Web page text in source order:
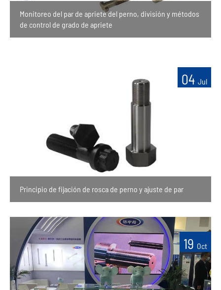
Monitoreo del par de apriete del perno, división y métodos
de control de grado de apriete
04 Jul
Principio de fijación de rosca de perno y ajuste de par
19 Oct